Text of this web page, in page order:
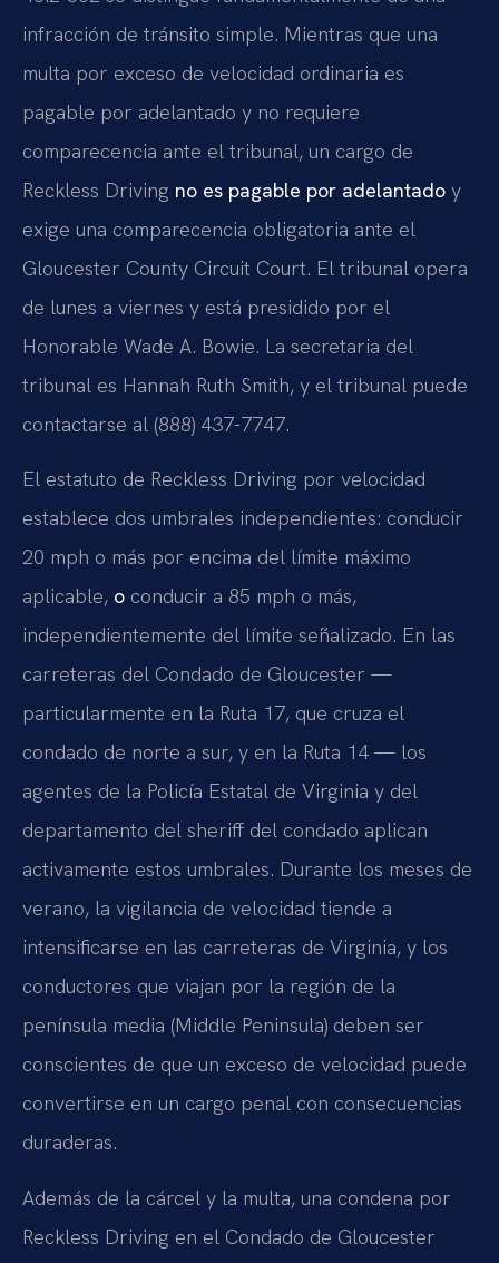
infracción de tránsito simple. Mientras que una
multa por exceso de velocidad ordinaria es
pagable por adelantado y no requiere
comparecencia ante el tribunal, un cargo de
Reckless Driving no es pagable por adelantado y
exige una comparecencia obligatoria ante el
Gloucester County Circuit Court. El tribunal opera
de lunes a viernes y está presidido por el
Honorable Wade A. Bowie. La secretaria del
tribunal es Hannah Ruth Smith, y el tribunal puede
contactarse al (888) 437-7747.
El estatuto de Reckless Driving por velocidad
establece dos umbrales independientes: conducir
20 mph o más por encima del límite máximo
aplicable, o conducir a 85 mph o más,
independientemente del límite señalizado. En las
carreteras del Condado de Gloucester —
particularmente en la Ruta 17, que cruza el
condado de norte a sur, y en la Ruta 14 — los
agentes de la Policía Estatal de Virginia y del
departamento del sheriff del condado aplican
activamente estos umbrales. Durante los meses de
verano, la vigilancia de velocidad tiende a
intensificarse en las carreteras de Virginia, y los
conductores que viajan por la región de la
península media (Middle Peninsula) deben ser
conscientes de que un exceso de velocidad puede
convertirse en un cargo penal con consecuencias
duraderas.
Además de la cárcel y la multa, una condena por
Reckless Driving en el Condado de Gloucester